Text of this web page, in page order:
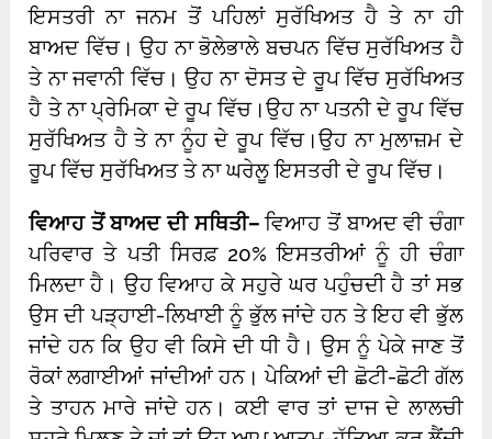
ਇਸਤਰੀ ਨਾ ਜਨਮ ਤੋਂ ਪਹਿਲਾਂ ਸੁਰੱਖਿਅਤ ਹੈ ਤੇ ਨਾ ਹੀ
ਬਾਅਦ ਵਿੱਚ। ਉਹ ਨਾ ਭੋਲੇਭਾਲੇ ਬਚਪਨ ਵਿੱਚ ਸੁਰੱਖਿਅਤ ਹੈ
ਤੇ ਨਾ ਜਵਾਨੀ ਵਿੱਚ। ਉਹ ਨਾ ਦੋਸਤ ਦੇ ਰੂਪ ਵਿੱਚ ਸੁਰੱਖਿਅਤ
ਹੈ ਤੇ ਨਾ ਪ੍ਰੇਮਿਕਾ ਦੇ ਰੂਪ ਵਿੱਚ।ਉਹ ਨਾ ਪਤਨੀ ਦੇ ਰੂਪ ਵਿੱਚ
ਸੁਰੱਖਿਅਤ ਹੈ ਤੇ ਨਾ ਨੂੰਹ ਦੇ ਰੂਪ ਵਿੱਚ।ਉਹ ਨਾ ਮੁਲਾਜ਼ਮ ਦੇ
ਰੂਪ ਵਿੱਚ ਸੁਰੱਖਿਅਤ ਤੇ ਨਾ ਘਰੇਲੂ ਇਸਤਰੀ ਦੇ ਰੂਪ ਵਿੱਚ।
ਵਿਆਹ ਤੋਂ ਬਾਅਦ ਦੀ ਸਥਿਤੀ–ਵਿਆਹ ਤੋਂ ਬਾਅਦ ਵੀ ਚੰਗਾ
ਪਰਿਵਾਰ ਤੇ ਪਤੀ ਸਿਰਫ਼ 20% ਇਸਤਰੀਆਂ ਨੂੰ ਹੀ ਚੰਗਾ
ਮਿਲਦਾ ਹੈ। ਉਹ ਵਿਆਹ ਕੇ ਸਹੁਰੇ ਘਰ ਪਹੁੰਚਦੀ ਹੈ ਤਾਂ ਸਭ
ਉਸ ਦੀ ਪੜ੍ਹਾਈ-ਲਿਖਾਈ ਨੂੰ ਭੁੱਲ ਜਾਂਦੇ ਹਨ ਤੇ ਇਹ ਵੀ ਭੁੱਲ
ਜਾਂਦੇ ਹਨ ਕਿ ਉਹ ਵੀ ਕਿਸੇ ਦੀ ਧੀ ਹੈ। ਉਸ ਨੂੰ ਪੇਕੇ ਜਾਣ ਤੋਂ
ਰੋਕਾਂ ਲਗਾਈਆਂ ਜਾਂਦੀਆਂ ਹਨ। ਪੇਕਿਆਂ ਦੀ ਛੋਟੀ-ਛੋਟੀ ਗੱਲ
ਤੇ ਤਾਹਨ ਮਾਰੇ ਜਾਂਦੇ ਹਨ। ਕਈ ਵਾਰ ਤਾਂ ਦਾਜ ਦੇ ਲਾਲਚੀ